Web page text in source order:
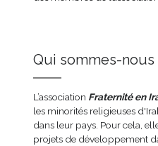
Qui sommes-nous
L’association Fraternité en
les minorités religieuses
dans leur pays. Pour cela,
projets de développement